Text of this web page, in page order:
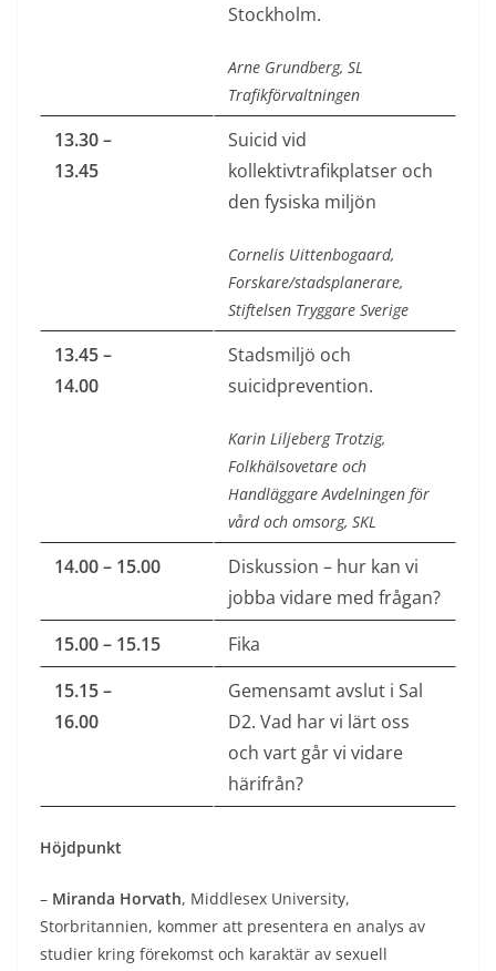
Stockholm.
Arne Grundberg, SL
Trafikförvaltningen
13.30 –
13.45
Suicid vid
kollektivtrafikplatser och
den fysiska miljön
Cornelis Uittenbogaard,
Forskare/stadsplanerare,
Stiftelsen Tryggare Sverige
13.45 –
14.00
Stadsmiljö och
suicidprevention.
Karin Liljeberg Trotzig,
Folkhälsovetare och
Handläggare Avdelningen för
vård och omsorg, SKL
14.00 – 15.00
Diskussion – hur kan vi
jobba vidare med frågan?
15.00 – 15.15
Fika
15.15 –
16.00
Gemensamt avslut i Sal
D2. Vad har vi lärt oss
och vart går vi vidare
härifrån?
Höjdpunkt
– Miranda Horvath, Middlesex University,
Storbritannien, kommer att presentera en analys av
studier kring förekomst och karaktär av sexuell